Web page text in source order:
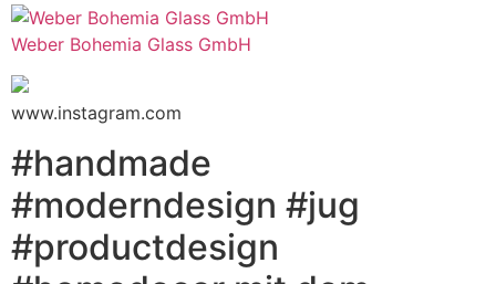
Weber Bohemia Glass GmbH
www.instagram.com
#handmade
#moderndesign #jug
#productdesign